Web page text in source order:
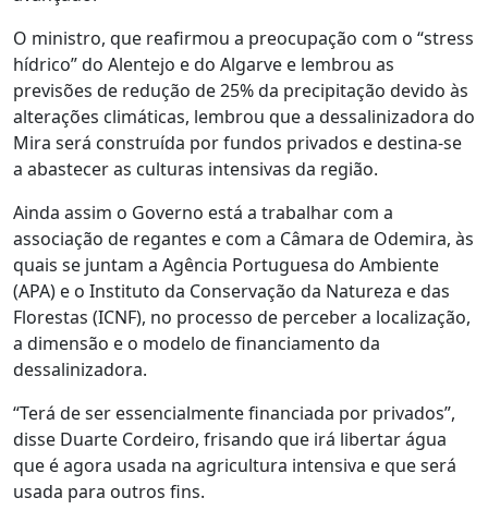
O ministro, que reafirmou a preocupação com o “stress
hídrico” do Alentejo e do Algarve e lembrou as
previsões de redução de 25% da precipitação devido às
alterações climáticas, lembrou que a dessalinizadora do
Mira será construída por fundos privados e destina-se
a abastecer as culturas intensivas da região.
Ainda assim o Governo está a trabalhar com a
associação de regantes e com a Câmara de Odemira, às
quais se juntam a Agência Portuguesa do Ambiente
(APA) e o Instituto da Conservação da Natureza e das
Florestas (ICNF), no processo de perceber a localização,
a dimensão e o modelo de financiamento da
dessalinizadora.
“Terá de ser essencialmente financiada por privados”,
disse Duarte Cordeiro, frisando que irá libertar água
que é agora usada na agricultura intensiva e que será
usada para outros fins.